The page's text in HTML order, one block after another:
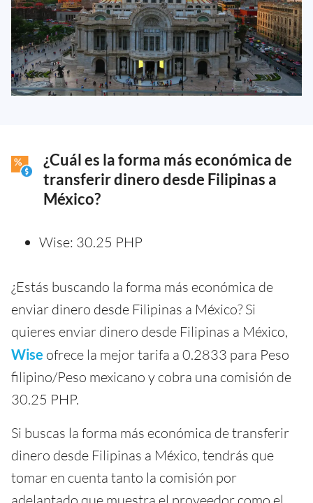
¿Cuál es la forma más económica de
transferir dinero desde Filipinas a
México?
Wise: 30.25 PHP
¿Estás buscando la forma más económica de
enviar dinero desde Filipinas a México? Si
quieres enviar dinero desde Filipinas a México,
Wise ofrece la mejor tarifa a 0.2833 para Peso
filipino/Peso mexicano y cobra una comisión de
30.25 PHP.
Si buscas la forma más económica de transferir
dinero desde Filipinas a México, tendrás que
tomar en cuenta tanto la comisión por